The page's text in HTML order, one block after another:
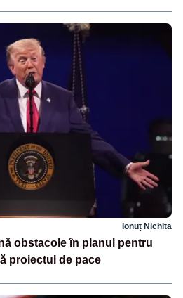
Ionuț Nichita
obstacole în planul pentru
proiectul de pace